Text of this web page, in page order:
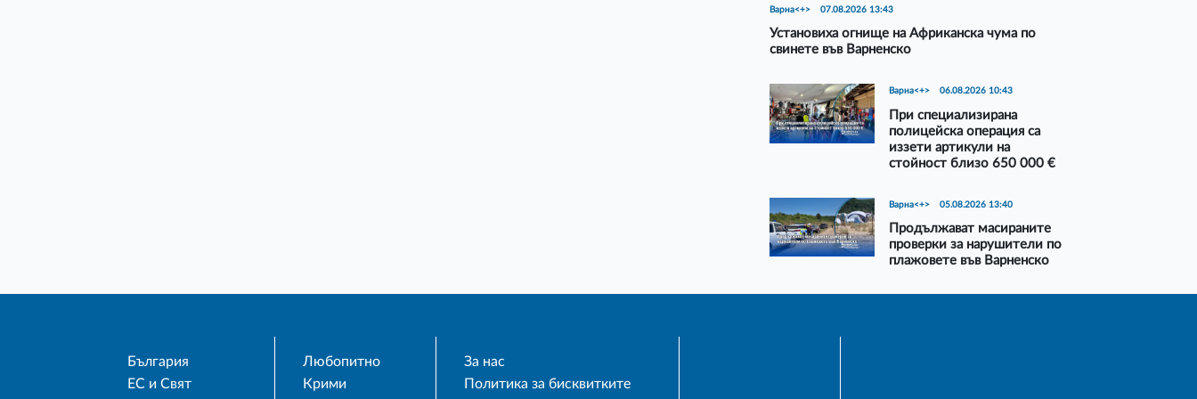
Варна<+> 07.08.2026 13:43
Установиха огнище на Африканска чума по
свинете във Варненско
Варна<+> 06.08.2026 10:43
При специализирана
полицейска операция са
иззети артикули на
стойност близо 650 000 €
Варна<+> 05.08.2026 13:40
Продължават масираните
проверки за нарушители по
плажовете във Варненско
България
ЕС и Свят
Любопитно
Крими
За нас
Политика за бисквитките